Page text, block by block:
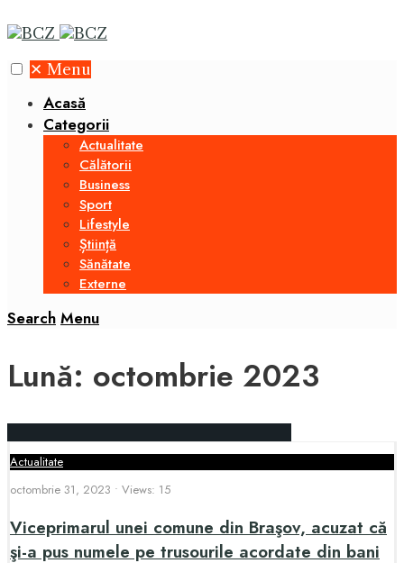
✕ Menu
Acasă
Categorii
Actualitate
Călătorii
Business
Sport
Lifestyle
Știință
Sănătate
Externe
Search Menu
Lună: octombrie 2023
Actualitate
octombrie 31, 2023 • Views: 15
Viceprimarul unei comune din Braşov, acuzat că
şi-a pus numele pe trusourile acordate din bani